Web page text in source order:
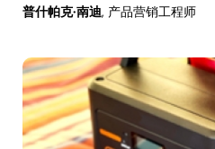
普什帕克·南迪, 产品营销工程师